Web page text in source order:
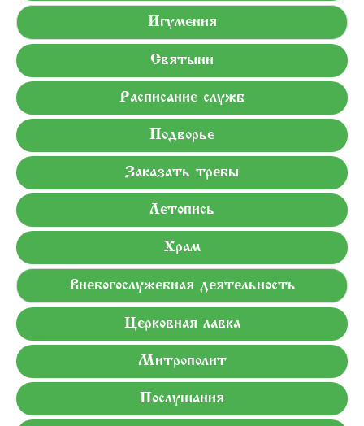
Игумения
Святыни
Расписание служб
Подворье
Заказать требы
Летопись
Храм
Внебогослужебная деятельность
Церковная лавка
Митрополит
Послушания